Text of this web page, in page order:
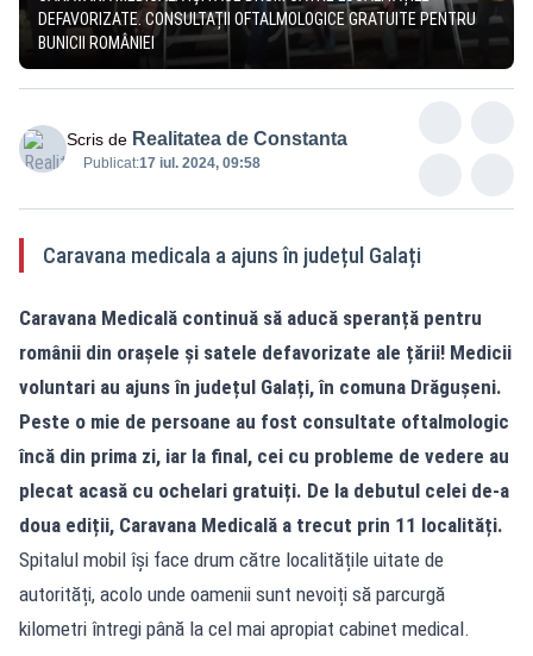
DEFAVORIZATE. CONSULTAȚII OFTALMOLOGICE GRATUITE PENTRU
BUNICII ROMÂNIEI
Scris de Realitatea de Constanta
Publicat:17 iul. 2024, 09:58
Caravana medicala a ajuns în județul Galați
Caravana Medicală continuă să aducă speranță pentru
românii din orașele și satele defavorizate ale țării! Medicii
voluntari au ajuns în județul Galați, în comuna Drăgușeni.
Peste o mie de persoane au fost consultate oftalmologic
încă din prima zi, iar la final, cei cu probleme de vedere au
plecat acasă cu ochelari gratuiți. De la debutul celei de-a
doua ediții, Caravana Medicală a trecut prin 11 localități.
Spitalul mobil își face drum către localitățile uitate de
autorități, acolo unde oamenii sunt nevoiți să parcurgă
kilometri întregi până la cel mai apropiat cabinet medical.